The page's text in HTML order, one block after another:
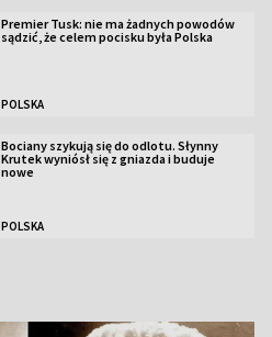
Premier Tusk: nie ma żadnych powodów
sądzić, że celem pocisku była Polska
POLSKA
Bociany szykują się do odlotu. Słynny
Krutek wyniósł się z gniazda i buduje
nowe
POLSKA